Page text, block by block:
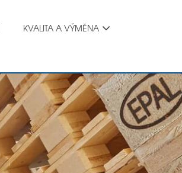
KVALITA A VÝMĚNA